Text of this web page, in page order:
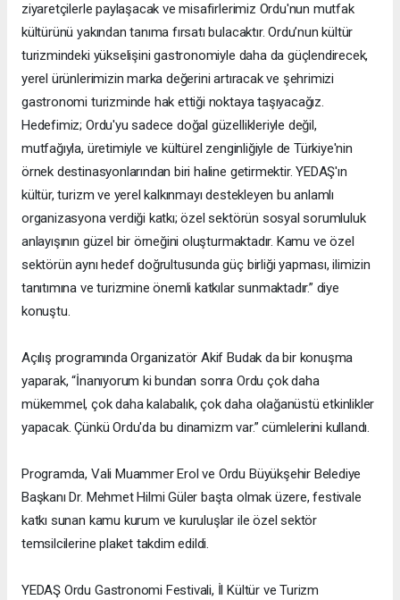
ziyaretçilerle paylaşacak ve misafirlerimiz Ordu'nun mutfak
kültürünü yakından tanıma fırsatı bulacaktır. Ordu’nun kültür
turizmindeki yükselişini gastronomiyle daha da güçlendirecek,
yerel ürünlerimizin marka değerini artıracak ve şehrimizi
gastronomi turizminde hak ettiği noktaya taşıyacağız.
Hedefimiz; Ordu'yu sadece doğal güzellikleriyle değil,
mutfağıyla, üretimiyle ve kültürel zenginliğiyle de Türkiye'nin
örnek destinasyonlarından biri haline getirmektir. YEDAŞ'ın
kültür, turizm ve yerel kalkınmayı destekleyen bu anlamlı
organizasyona verdiği katkı; özel sektörün sosyal sorumluluk
anlayışının güzel bir örneğini oluşturmaktadır. Kamu ve özel
sektörün aynı hedef doğrultusunda güç birliği yapması, ilimizin
tanıtımına ve turizmine önemli katkılar sunmaktadır.” diye
konuştu.
Açılış programında Organizatör Akif Budak da bir konuşma
yaparak, “İnanıyorum ki bundan sonra Ordu çok daha
mükemmel, çok daha kalabalık, çok daha olağanüstü etkinlikler
yapacak. Çünkü Ordu'da bu dinamizm var.” cümlelerini kullandı.
Programda, Vali Muammer Erol ve Ordu Büyükşehir Belediye
Başkanı Dr. Mehmet Hilmi Güler başta olmak üzere, festivale
katkı sunan kamu kurum ve kuruluşlar ile özel sektör
temsilcilerine plaket takdim edildi.
YEDAŞ Ordu Gastronomi Festivali, İl Kültür ve Turizm